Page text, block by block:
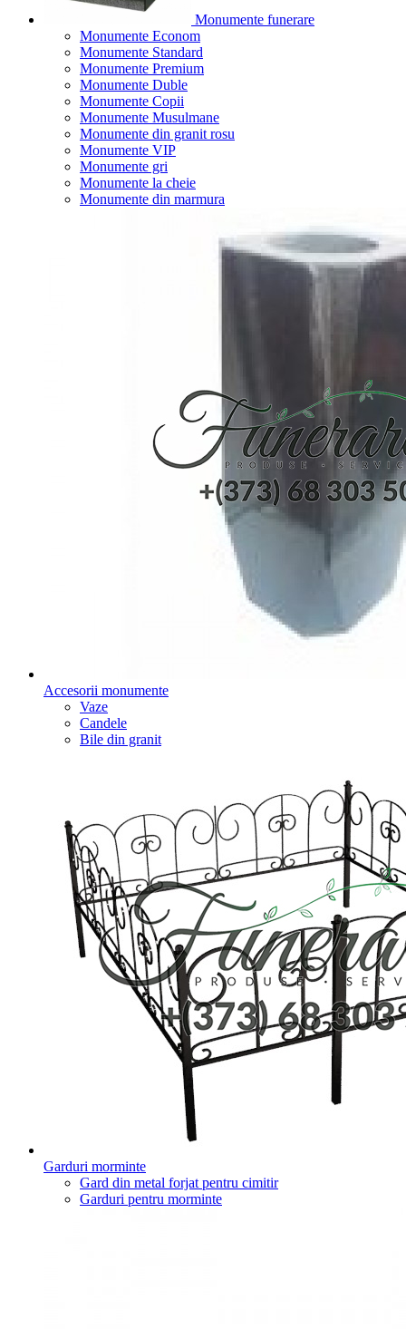
Monumente funerare
Monumente Econom
Monumente Standard
Monumente Premium
Monumente Duble
Monumente Copii
Monumente Musulmane
Monumente din granit rosu
Monumente VIP
Monumente gri
Monumente la cheie
Monumente din marmura
Accesorii monumente
Vaze
Candele
Bile din granit
Garduri morminte
Gard din metal forjat pentru cimitir
Garduri pentru morminte